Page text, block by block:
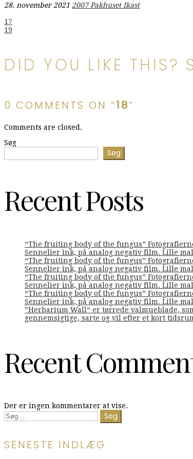
28. november 2021 2007 Pakhuset Ikast
Indlægsnavigation
17
19
DID YOU LIKE THIS?
0 COMMENTS ON “18”
Comments are closed.
Søg
Søg
Recent Posts
“The fruiting body of the fungus”
Sennelier ink, på analog negativ film. Lille
“The fruiting body of the fungus”
Sennelier ink, på analog negativ film. Lille
“The fruiting body of the fungus”
Sennelier ink, på analog negativ film. Lille
“The fruiting body of the fungus”
Sennelier ink, på analog negativ film. Lille
”Herbarium Wall“ er tørrede valmueblade,
gennemsigtige, sarte og vil efter et kort
Recent
Der er ingen kommentarer at vise.
Søg
efter:
SENESTE INDLÆG